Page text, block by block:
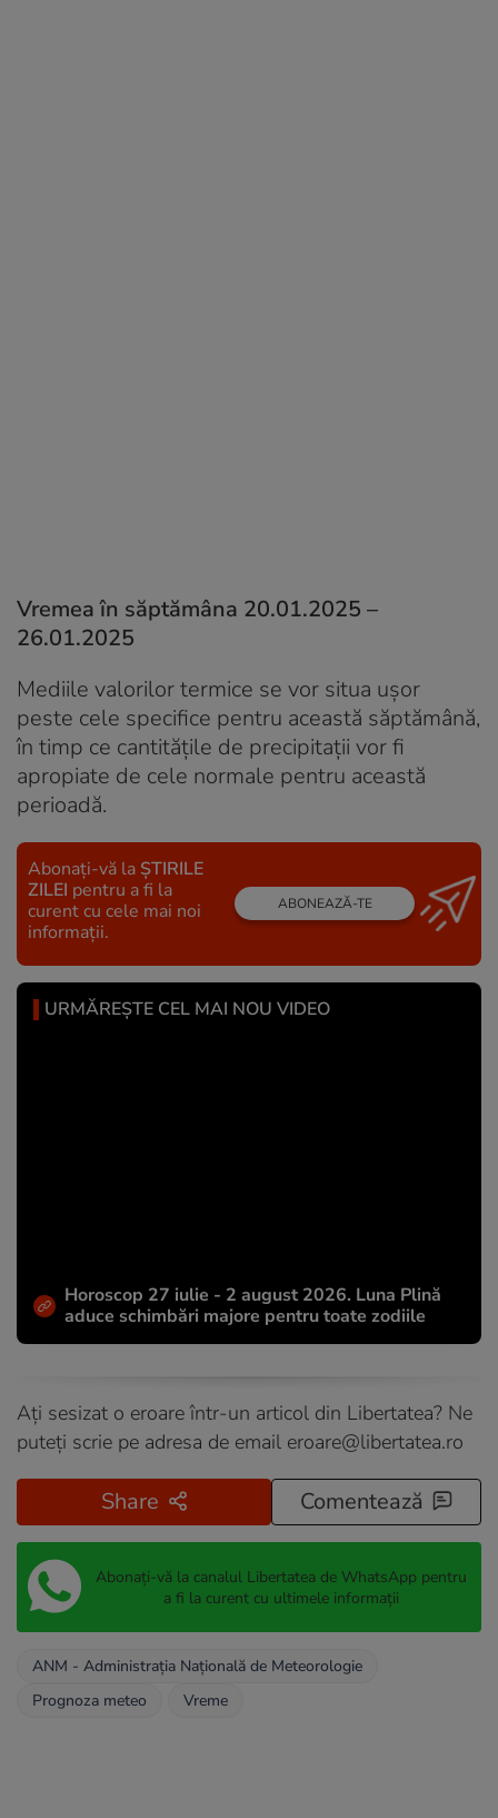
Vremea în săptămâna 20.01.2025 –
26.01.2025
Mediile valorilor termice se vor situa uşor
peste cele specifice pentru această săptămână,
în timp ce cantităţile de precipitaţii vor fi
apropiate de cele normale pentru această
perioadă.
Abonați-vă la ȘTIRILE
ZILEI pentru a fi la
curent cu cele mai noi
informații.
ABONEAZĂ-TE
URMĂREȘTE CEL MAI NOU VIDEO
Horoscop 27 iulie - 2 august 2026. Luna Plină
aduce schimbări majore pentru toate zodiile
Ați sesizat o eroare într-un articol din Libertatea? Ne
puteți scrie pe adresa de email eroare@libertatea.ro
Share Comentează
Abonați-vă la canalul Libertatea de WhatsApp pentru
a fi la curent cu ultimele informații
ANM - Administraţia Naţională de Meteorologie
Prognoza meteo
Vreme